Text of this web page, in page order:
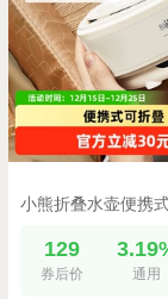
129
券后价 通用